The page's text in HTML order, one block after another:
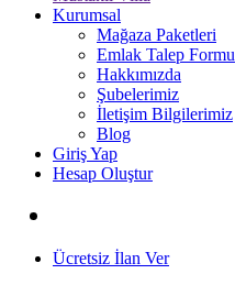
Kurumsal
Mağaza Paketleri
Emlak Talep Formu
Hakkımızda
Şubelerimiz
İletişim Bilgilerimiz
Blog
Giriş Yap
Hesap Oluştur
Ücretsiz İlan Ver